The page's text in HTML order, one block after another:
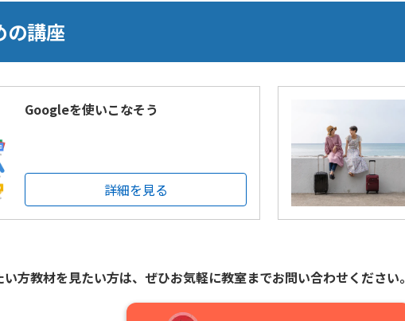
の講座
Googleを使いこなそう
詳細を見る
方教材を見たい方は、 ぜひお気軽に教室までお問い合わせください。